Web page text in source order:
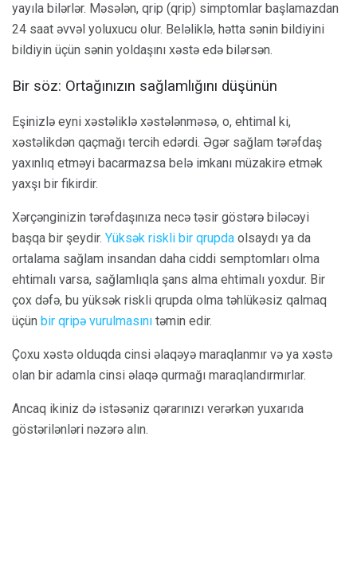
yayıla bilərlər. Məsələn, qrip (qrip) simptomlar başlamazdan
24 saat əvvəl yoluxucu olur. Beləliklə, hətta sənin bildiyini
bildiyin üçün sənin yoldaşını xəstə edə bilərsən.
Bir söz: Ortağınızın sağlamlığını düşünün
Eşinizlə eyni xəstəliklə xəstələnməsə, o, ehtimal ki,
xəstəlikdən qaçmağı tercih edərdi. Əgər sağlam tərəfdaş
yaxınlıq etməyi bacarmazsa belə imkanı müzakirə etmək
yaxşı bir fikirdir.
Xərçənginizin tərəfdaşınıza necə təsir göstərə biləcəyi
başqa bir şeydir. Yüksək riskli bir qrupda olsaydı ya da
ortalama sağlam insandan daha ciddi semptomları olma
ehtimalı varsa, sağlamlıqla şans alma ehtimalı yoxdur. Bir
çox dəfə, bu yüksək riskli qrupda olma təhlükəsiz qalmaq
üçün bir qripə vurulmasını təmin edir.
Çoxu xəstə olduqda cinsi əlaqəyə maraqlanmır və ya xəstə
olan bir adamla cinsi əlaqə qurmağı maraqlandırmırlar.
Ancaq ikiniz də istəsəniz qərarınızı verərkən yuxarıda
göstərilənləri nəzərə alın.